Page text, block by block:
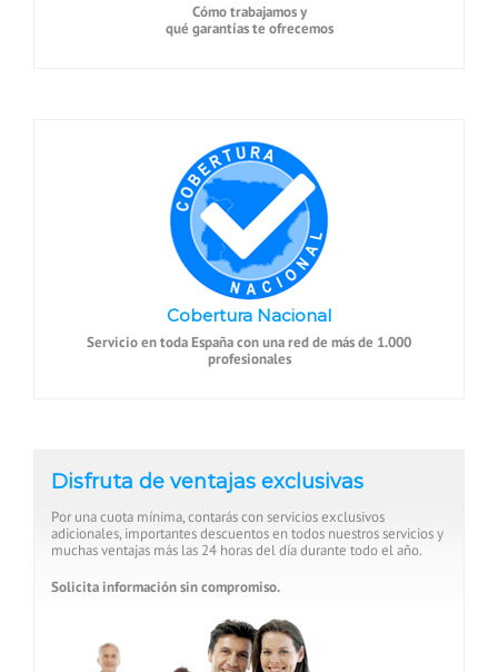
Cómo trabajamos y
qué garantías te ofrecemos
Cobertura Nacional
Servicio en toda España con una red de más de 1.000
profesionales
Disfruta de ventajas exclusivas
Por una cuota mínima, contarás con servicios exclusivos
adicionales, importantes descuentos en todos nuestros servicios y
muchas ventajas más las 24 horas del día durante todo el año.
Solicita información sin compromiso.